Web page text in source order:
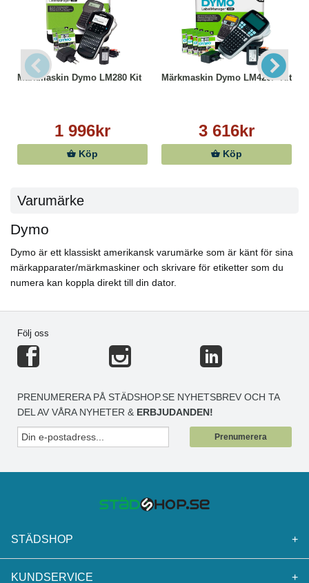
Märkmaskin Dymo LM280 Kit
1 996kr
Köp
Märkmaskin Dymo LM420P Kit
3 616kr
Köp
Varumärke
Dymo
Dymo är ett klassiskt amerikansk varumärke som är känt för sina
märkapparater/märkmaskiner och skrivare för etiketter som du
numera kan koppla direkt till din dator.
Följ oss
PRENUMERERA PÅ STÄDSHOP.SE NYHETSBREV OCH TA
DEL AV VÅRA NYHETER & ERBJUDANDEN!
Prenumerera
STÄDSHOP +
KUNDSERVICE +